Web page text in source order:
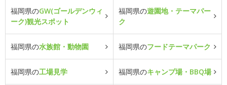
福岡県のGW(ゴールデンウィ
ーク)観光スポット
福岡県の遊園地・テーマパー
ク
福岡県の水族館・動物園 福岡県のフードテーマパーク
福岡県の工場見学 福岡県のキャンプ場・BBQ場